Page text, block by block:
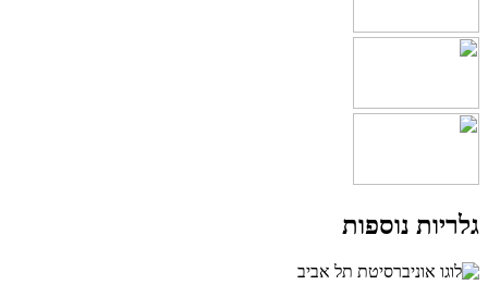
גלריות נוספות